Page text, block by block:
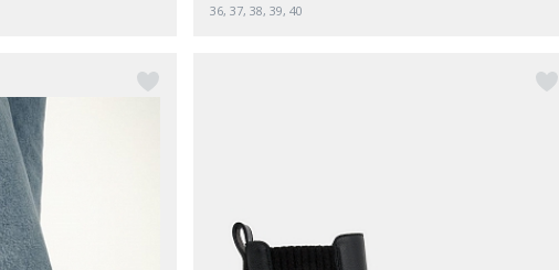
36, 37, 38, 39, 40